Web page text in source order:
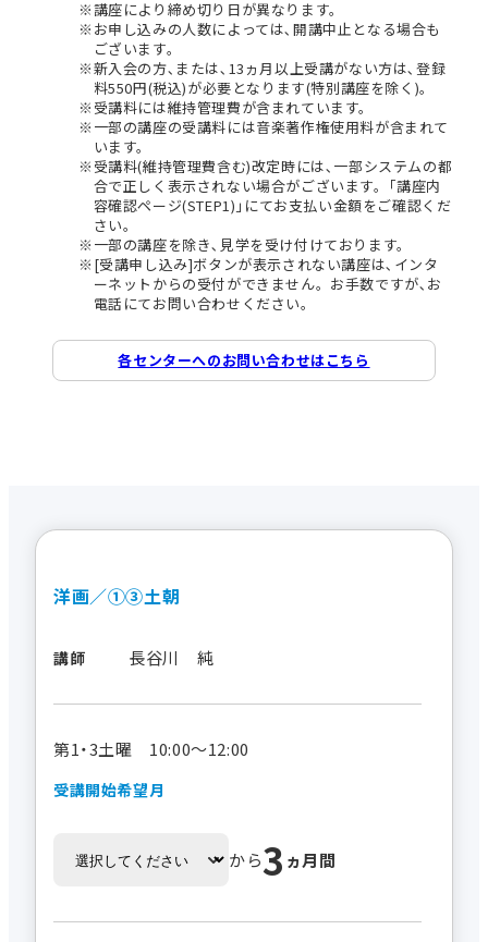
講座により締め切り日が異なります。
お申し込みの人数によっては､開講中止となる場合も
ございます。
新入会の方､または､13ヵ月以上受講がない方は､登録
料550円(税込)が必要となります(特別講座を除く)。
受講料には維持管理費が含まれています。
一部の講座の受講料には音楽著作権使用料が含まれて
います。
受講料(維持管理費含む)改定時には､一部システムの都
合で正しく表示されない場合がございます。｢講座内
容確認ページ(STEP1)｣にてお支払い金額をご確認くだ
さい。
一部の講座を除き､見学を受け付けております。
[受講申し込み]ボタンが表示されない講座は､インタ
ーネットからの受付ができません。お手数ですが､お
電話にてお問い合わせください。
各センターへのお問い合わせはこちら
洋画／①③土朝
講師 長谷川 純
第1・3土曜 10:00～12:00
受講開始希望月
から3 ヵ月間